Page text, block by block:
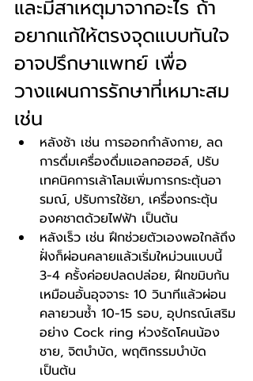
และมีสาเหตุมาจากอะไร ถ้า
อยากแก้ให้ตรงจุดแบบทันใจ
อาจปรึกษาแพทย์ เพื่อ
วางแผนการรักษาที่เหมาะสม
เช่น
หลังช้า เช่น การออกกำลังกาย, ลด
การดื่มเครื่องดื่มแอลกอฮอล์, ปรับ
เทคนิคการเล้าโลมเพิ่มการกระตุ้นอา
รมณ์, ปรับการใช้ยา, เครื่องกระตุ้น
องคชาตด้วยไฟฟ้า เป็นต้น
หลังเร็ว เช่น ฝึกช่วยตัวเองพอใกล้ถึง
ฝั่งก็ผ่อนคลายแล้วเริ่มใหม่วนแบบนี้
3-4 ครั้งค่อยปลดปล่อย, ฝึกขมิบก้น
เหมือนอั้นอุจจาระ 10 วินาทีแล้วผ่อน
คลายวนซ้ำ 10-15 รอบ, อุปกรณ์เสริม
อย่าง Cock ring ห่วงรัดโคนน้อง
ชาย, จิตบำบัด, พฤติกรรมบำบัด
เป็นต้น